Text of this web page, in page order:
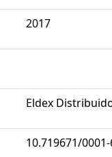
2017
Eldex
10.719671/